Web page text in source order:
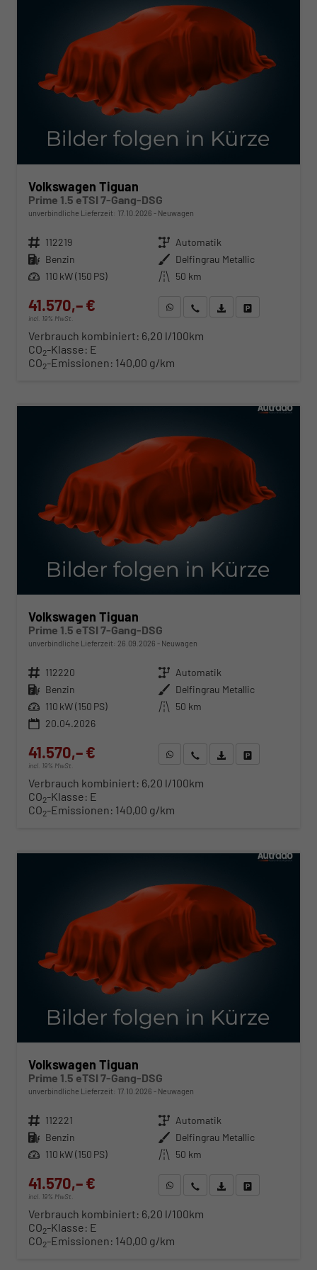
Volkswagen Tiguan
Prime 1.5 eTSI 7-Gang-DSG
unverbindliche Lieferzeit: 17.10.2026 Neuwagen
Fahrzeugnr. 112219 Getriebe Automatik
Kraftstoff Benzin Außenfarbe Delfingrau Metallic
Leistung 110 kW (150 PS) Kilometerstand 50 km
41.570,– €
incl. 19% MwSt.
WhatsApp anfragen
Wir rufen Sie anFahrzeugexposé (PDF)
Verbrauch kombiniert: 6,20 l/100km
CO2-Klasse: E
CO2-Emissionen: 140,00 g/km
Volkswagen Tiguan
Prime 1.5 eTSI 7-Gang-DSG
unverbindliche Lieferzeit: 26.09.2026 Neuwagen
Fahrzeugnr. 112220 Getriebe Automatik
Kraftstoff Benzin Außenfarbe Delfingrau Metallic
Leistung 110 kW (150 PS) Kilometerstand 50 km
20.04.2026
41.570,– €
incl. 19% MwSt.
WhatsApp anfragen
Wir rufen Sie anFahrzeugexposé (PDF)
Verbrauch kombiniert: 6,20 l/100km
CO2-Klasse: E
CO2-Emissionen: 140,00 g/km
Volkswagen Tiguan
Prime 1.5 eTSI 7-Gang-DSG
unverbindliche Lieferzeit: 17.10.2026 Neuwagen
Fahrzeugnr. 112221 Getriebe Automatik
Kraftstoff Benzin Außenfarbe Delfingrau Metallic
Leistung 110 kW (150 PS) Kilometerstand 50 km
41.570,– €
incl. 19% MwSt.
WhatsApp anfragen
Wir rufen Sie anFahrzeugexposé (PDF)
Verbrauch kombiniert: 6,20 l/100km
CO2-Klasse: E
CO2-Emissionen: 140,00 g/km